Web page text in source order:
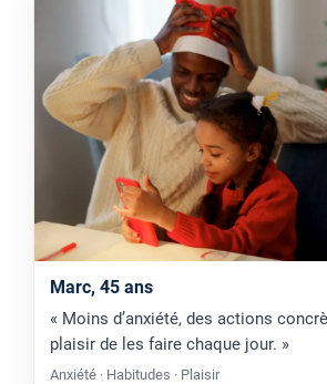
Marc, 45 ans
« Moins d’anxiété, des actions
plaisir de les faire chaque jour. »
Anxiété · Habitudes · Plaisir